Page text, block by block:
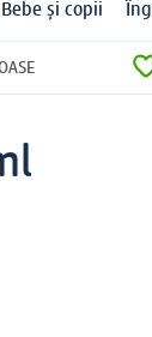
Bebe și copii